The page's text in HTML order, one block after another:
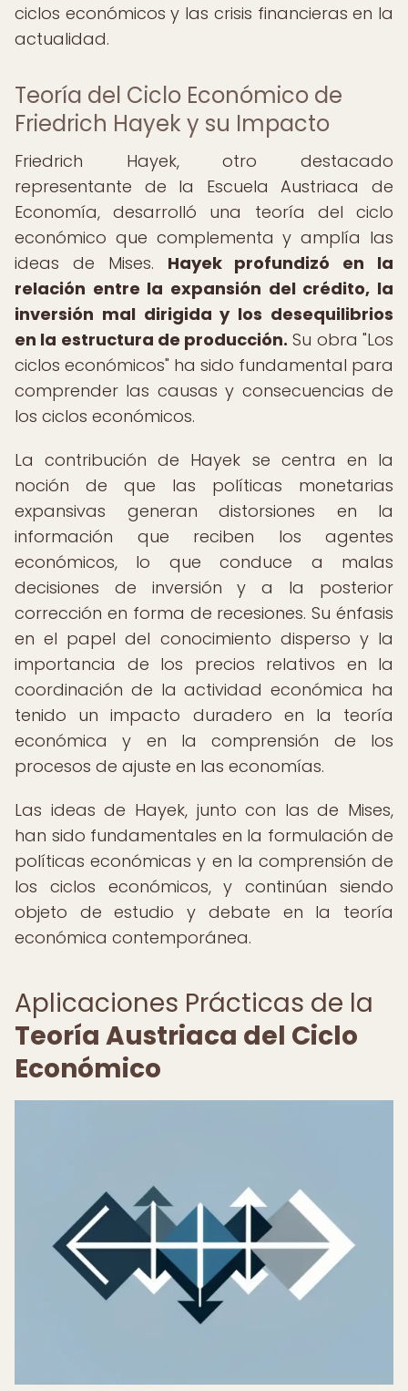
ciclos económicos y las crisis financieras en la
actualidad.
Teoría del Ciclo Económico de
Friedrich Hayek y su Impacto
Friedrich Hayek, otro destacado
representante de la Escuela Austriaca de
Economía, desarrolló una teoría del ciclo
económico que complementa y amplía las
ideas de Mises. Hayek profundizó en la
relación entre la expansión del crédito, la
inversión mal dirigida y los desequilibrios
en la estructura de producción. Su obra "Los
ciclos económicos" ha sido fundamental para
comprender las causas y consecuencias de
los ciclos económicos.
La contribución de Hayek se centra en la
noción de que las políticas monetarias
expansivas generan distorsiones en la
información que reciben los agentes
económicos, lo que conduce a malas
decisiones de inversión y a la posterior
corrección en forma de recesiones. Su énfasis
en el papel del conocimiento disperso y la
importancia de los precios relativos en la
coordinación de la actividad económica ha
tenido un impacto duradero en la teoría
económica y en la comprensión de los
procesos de ajuste en las economías.
Las ideas de Hayek, junto con las de Mises,
han sido fundamentales en la formulación de
políticas económicas y en la comprensión de
los ciclos económicos, y continúan siendo
objeto de estudio y debate en la teoría
económica contemporánea.
Aplicaciones Prácticas de la
Teoría Austriaca del Ciclo
Económico